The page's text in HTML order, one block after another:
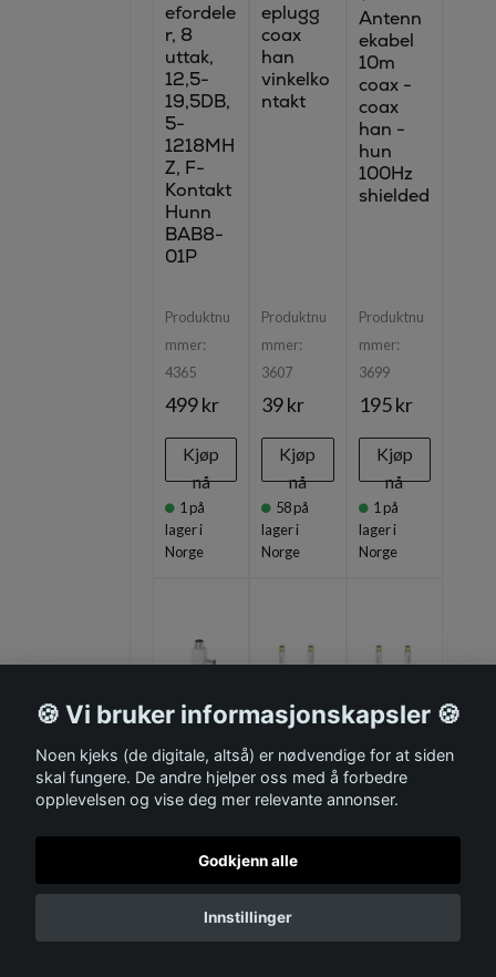
efordele
r, 8
uttak,
12,5-
19,5DB,
5-
1218MH
Z, F-
Kontakt
Hunn
BAB8-
01P
Produktnu
mmer:
4365
499 kr
Kjøp
nå
1 på
lager i
Norge
eplugg
coax
han
vinkelko
ntakt
Produktnu
mmer:
3607
39 kr
Kjøp
nå
58på
lager i
Norge
Antenn
ekabel
10m
coax -
coax
han -
hun
100Hz
shielded
Produktnu
mmer:
3699
195 kr
Kjøp
nå
1 på
lager i
Norge
HAMA
Antenn
t T-
Kontakt
Koax 1 x
HAMA
Antenn
SAT
120dB
F-Plug-
Vit 3m
HAMA
Antenn
SAT
F-Plug-
🍪 Vi bruker informasjonskapsler 🍪
Noen kjeks (de digitale, altså) er nødvendige for at siden
skal fungere. De andre hjelper oss med å forbedre
opplevelsen og vise deg mer relevante annonser.
Godkjenn alle
Innstillinger